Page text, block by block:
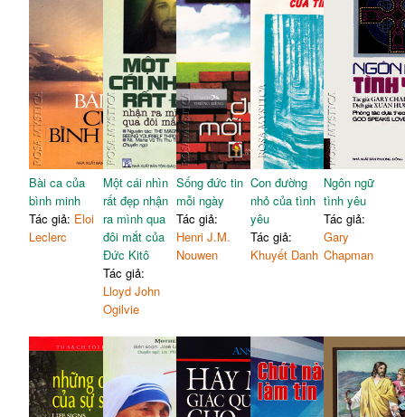
Bài ca của
bình minh
Tác giả: Eloi
Leclerc
Một cái nhìn
rất đẹp nhận
ra mình qua
đôi mắt của
Đức Kitô
Tác giả:
Lloyd John
Ogilvie
Sống đức tin
mỗi ngày
Tác giả:
Henri J.M.
Nouwen
Con đường
nhỏ của tình
yêu
Tác giả:
Khuyết Danh
Ngôn ngữ
tình yêu
Tác giả:
Gary
Chapman